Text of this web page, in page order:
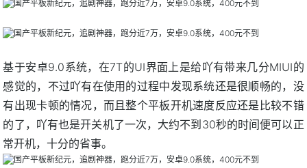
基于安卓9.0系统，在7T的UI界面上是给吖有带来几分MIUI的
感觉的，不过吖有在使用的过程中发现系统还是很顺畅的，没
有出现卡顿的情况，而且整个平板开机速度反应还是比较不错
的了，吖有也是开关机了一次，大约不到30秒的时间便可以正
常开机，十分的省事。